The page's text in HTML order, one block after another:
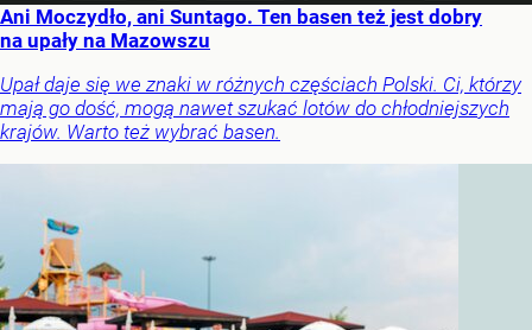
Ani Moczydło, ani Suntago. Ten basen też jest dobry
na upały na Mazowszu
Upał daje się we znaki w różnych częściach Polski. Ci, którzy
mają go dość, mogą nawet szukać lotów do chłodniejszych
krajów. Warto też wybrać basen.